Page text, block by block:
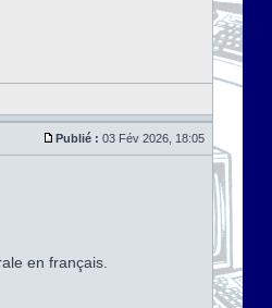
Publié : 03 Fév 2026, 18:05
en français.